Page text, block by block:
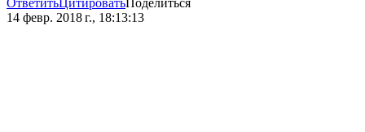
ОтветитьЦитироватьПоделиться
14 февр. 2018 г., 18:13:13